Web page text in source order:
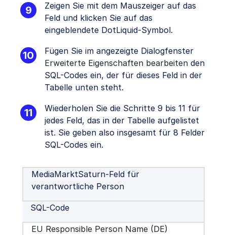
Zeigen Sie mit dem Mauszeiger auf das
Feld und klicken Sie auf das
eingeblendete DotLiquid-Symbol.
Fügen Sie im angezeigte Dialogfenster
Erweiterte Eigenschaften bearbeiten den
SQL-Codes ein, der für dieses Feld in der
Tabelle unten steht.
Wiederholen Sie die Schritte 9 bis 11 für
jedes Feld, das in der Tabelle aufgelistet
ist. Sie geben also insgesamt für 8 Felder
SQL-Codes ein.
MediaMarktSaturn-Feld für
verantwortliche Person
SQL-Code
EU Responsible Person Name (DE)